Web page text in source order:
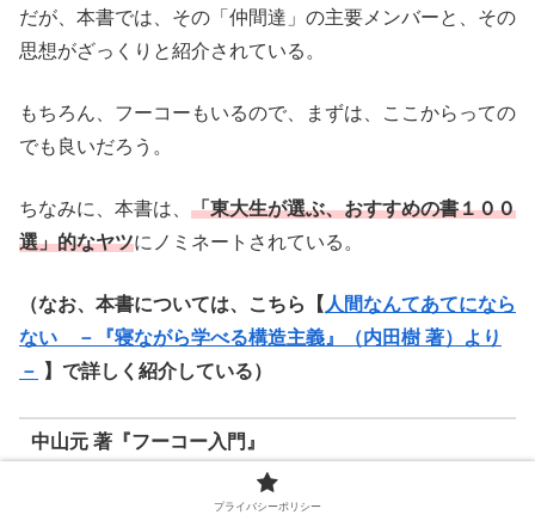
だが、本書では、その「仲間達」の主要メンバーと、その
思想がざっくりと紹介されている。
もちろん、フーコーもいるので、まずは、ここからっての
でも良いだろう。
ちなみに、本書は、 「東大生が選ぶ、おすすめの書１００
選」的なヤツにノミネートされている。
（なお、本書については、こちら【 人間なんてあてになら
ない －『寝ながら学べる構造主義』（内田樹 著）より
－ 】で詳しく紹介している）
中山元 著『フーコー入門』
プライバシーポリシー